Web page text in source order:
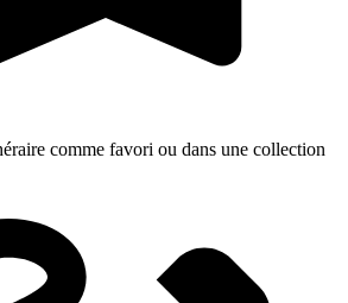
comme favori ou dans une collection